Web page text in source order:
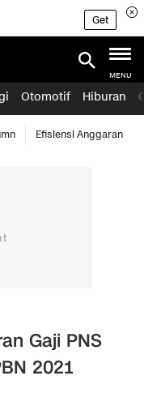
Get
MENU
Otomotif Hiburan
Efisiensi Anggaran
Gaji PNS
2021